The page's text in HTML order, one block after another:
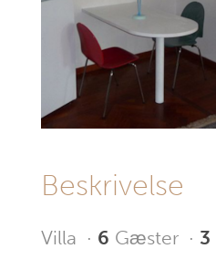
Beskrivelse
Villa · 6 Gæster · 3